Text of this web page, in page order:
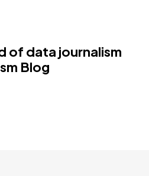
of data journalism
Blog